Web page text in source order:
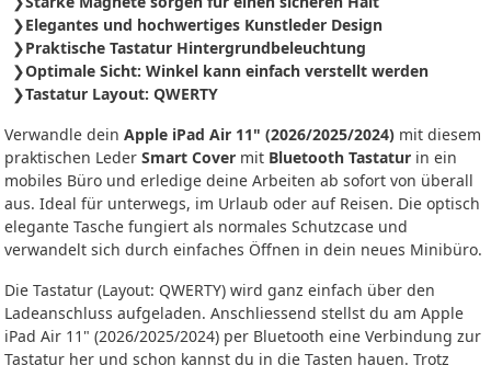
Elegantes und hochwertiges Kunstleder Design
Praktische Tastatur Hintergrundbeleuchtung
Optimale Sicht: Winkel kann einfach verstellt werden
Tastatur Layout: QWERTY
Verwandle dein Apple iPad Air 11" (2026/2025/2024) mit diesem
praktischen Leder Smart Cover mit Bluetooth Tastatur in ein
mobiles Büro und erledige deine Arbeiten ab sofort von überall
aus. Ideal für unterwegs, im Urlaub oder auf Reisen. Die optisch
elegante Tasche fungiert als normales Schutzcase und
verwandelt sich durch einfaches Öffnen in dein neues Minibüro.
Die Tastatur (Layout: QWERTY) wird ganz einfach über den
Ladeanschluss aufgeladen. Anschliessend stellst du am Apple
iPad Air 11" (2026/2025/2024) per Bluetooth eine Verbindung zur
Tastatur her und schon kannst du in die Tasten hauen. Trotz